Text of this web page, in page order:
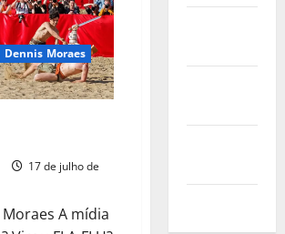
Dennis Moraes
17 de julho de
A mídia